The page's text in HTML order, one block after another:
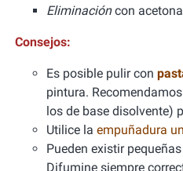
Eliminacióncon
Consejos:
Es posible pulir con
pintura.
los de base disolvente)
Utilice la empuñadura
Pueden existir
Difumine siempre